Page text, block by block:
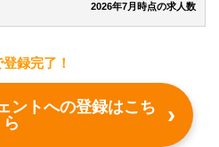
2026年7月時点の求人数
録完了！
ントへの登録はこち
ら